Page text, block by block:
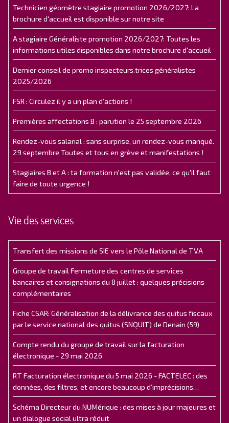
Technicien géomètre stagiaire promotion 2026/2027: La
brochure d'accueil est disponible sur notre site
A stagiaire Généraliste promotion 2026/2027: Toutes les
informations utiles disponibles dans notre brochure d'accueil
Dernier conseil de promo inspecteurs.trices généralistes
2025/2026
FSR : Circulez il y a un plan d’actions !
Premières affectations B : parution le 25 septembre 2026
Rendez-vous salarial : sans surprise, un rendez-vous manqué.
29 septembre Toutes et tous en grève et manifestations !
Stagiaires B et A : ta formation n'est pas validée, ce qu'il faut
faire de toute urgence !
Vie des services
Transfert des missions de SIE vers le Pôle National de TVA
Groupe de travail Fermeture des centres de services
bancaires et consignations du 8 juillet : quelques précisions
complémentaires
Fiche CSAR: Généralisation de la délivrance des quitus fiscaux
par le service national des quitus (SNQUIT) de Denain (59)
Compte rendu du groupe de travail sur la facturation
électronique - 29 mai 2026
RT Facturation électronique du 5 mai 2026 - FACTELEC : des
données, des filtres, et encore beaucoup d’imprécisions…
Schéma Directeur du NUMérique : des mises à jour majeures et
un dialogue social ultra réduit